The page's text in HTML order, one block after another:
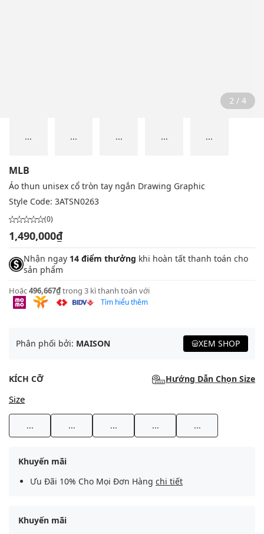
2 / 4
... ... ... ... ...
MLB
Áo thun unisex cổ tròn tay ngắn Drawing Graphic
Style Code: 3ATSN0263
(0)
1,490,000₫
Nhận ngay 14 điểm thưởng khi hoàn tất thanh toán cho
sản phẩm
Hoặc496,667₫trong 3 kì thanh toán với
Tìm hiểu thêm
Phân phối bởi: MAISON XEM SHOP
KÍCH CỠ Hướng Dẫn Chọn Size
Size
... ... ... ... ...
Khuyến mãi
Ưu Đãi 10% Cho Mọi Đơn Hàng chi tiết
Khuyến mãi